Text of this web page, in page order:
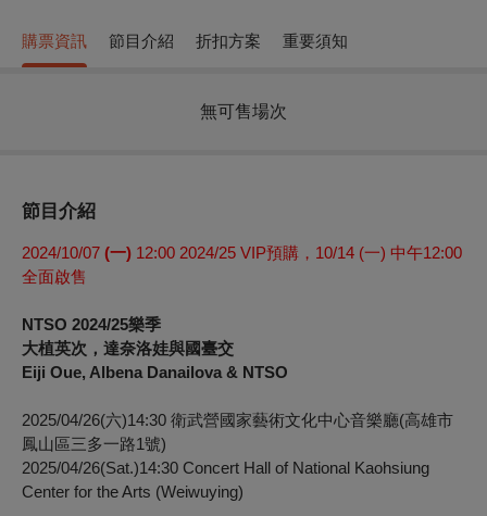
購票資訊 節目介紹 折扣方案 重要須知
無可售場次
節目介紹
2024/10/07 (一) 12:00 2024/25 VIP預購，10/14 (一) 中午12:00
全面啟售
NTSO 2024/25樂季
大植英次，達奈洛娃與國臺交
Eiji Oue, Albena Danailova & NTSO
2025/04/26(六)14:30 衛武營國家藝術文化中心音樂廳(高雄市
鳳山區三多一路1號)
2025/04/26(Sat.)14:30 Concert Hall of National Kaohsiung
Center for the Arts (Weiwuying)